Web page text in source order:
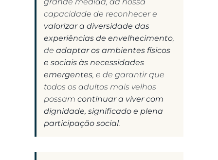
capacidade de reconhecer e
valorizar a diversidade das
experiências de envelhecimento,
deadaptar os ambientes físicos
e sociais às necessidades
emergentes, e de garantir que
todos os adultos mais velhos
possamcontinuar a viver com
dignidade, significado e plena
participação social.